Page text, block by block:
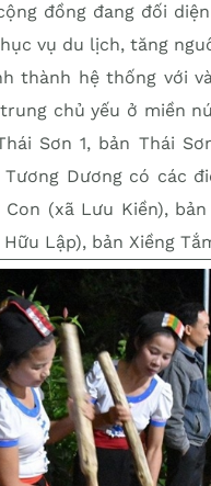
đồng đang đối
vụ du lịch, tăng
thành hệ thống với
chủ yếu ở miền
Sơn 1, bản Thái
Dương có các
Con (xã Lưu Kiền),
Lập), bản Xiềng